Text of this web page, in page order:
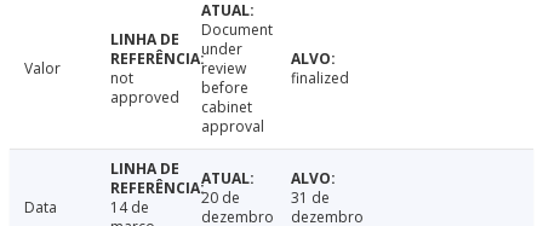
Valor
not
approved
Document
under
review
before
cabinet
approval
finalized
Data
14 de
20 de
dezembro
31 de
dezembro